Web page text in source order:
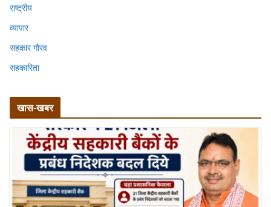
राष्ट्रीय
व्यापार
सहकार गौरव
सहकारिता
खास-खबर